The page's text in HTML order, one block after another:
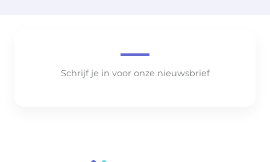
Schrijf je in voor onze nieuwsbrief